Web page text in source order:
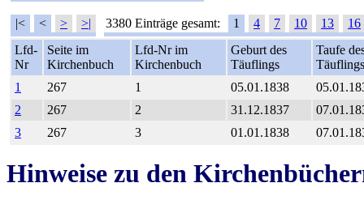
|< < > >| 3380 Einträge gesamt: 1 4 7 10 13
16
Lfd-
Nr
Seite im
Kirchenbuch
Lfd-Nr im
Kirchenbuch
Geburt des
Täuflings
Taufe
Täuflings
1
267 1 05.01.1838
2
267 2 31.12.1837
3
267 3 01.01.1838
Hinweise zu den